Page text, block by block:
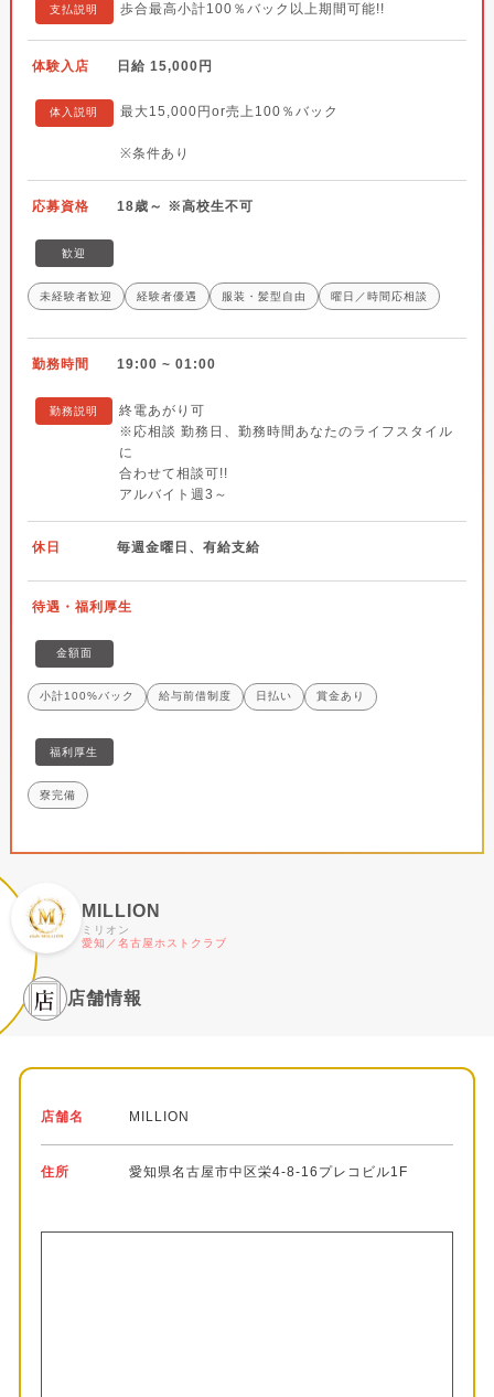
支払説明 歩合最高小計100％バック以上期間可能!!
体験入店 日給 15,000円
体入説明 最大15,000円or売上100％バック
※条件あり
応募資格 18歳～ ※高校生不可
歓迎
未経験者歓迎 経験者優遇 服装・髪型自由 曜日／時間応相談
勤務時間 19:00 ~ 01:00
勤務説明
終電あがり可
※応相談 勤務日、勤務時間あなたのライフスタイル
に
合わせて相談可!!
アルバイト週3～
休日 毎週金曜日、有給支給
待遇・福利厚生
金額面
小計100%バック 給与前借制度 日払い 賞金あり
福利厚生
寮完備
MILLION
ミリオン
愛知／名古屋ホストクラブ
店舗情報
店舗名 MILLION
住所 愛知県名古屋市中区栄4-8-16プレコビル1F